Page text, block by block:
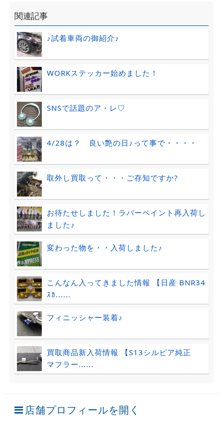
関連記事
♪試着車両の御紹介♪
WORKステッカー始めました！
SNSで話題のア・レ♡
4/28は？ 良い艶の日♪って事で・・・・
取外し買取って・・・ご存知ですか?
お待たせしました！ラバーペイント再入荷し
ました♪
変わった物を・・入荷しました♪
こんなん入ってきました情報 【日産 BNR34
ｽｶ......
フィニッシャー装着♪
買取商品新入荷情報 【S13シルビア純正
マフラー......
店舗プロフィールを開く